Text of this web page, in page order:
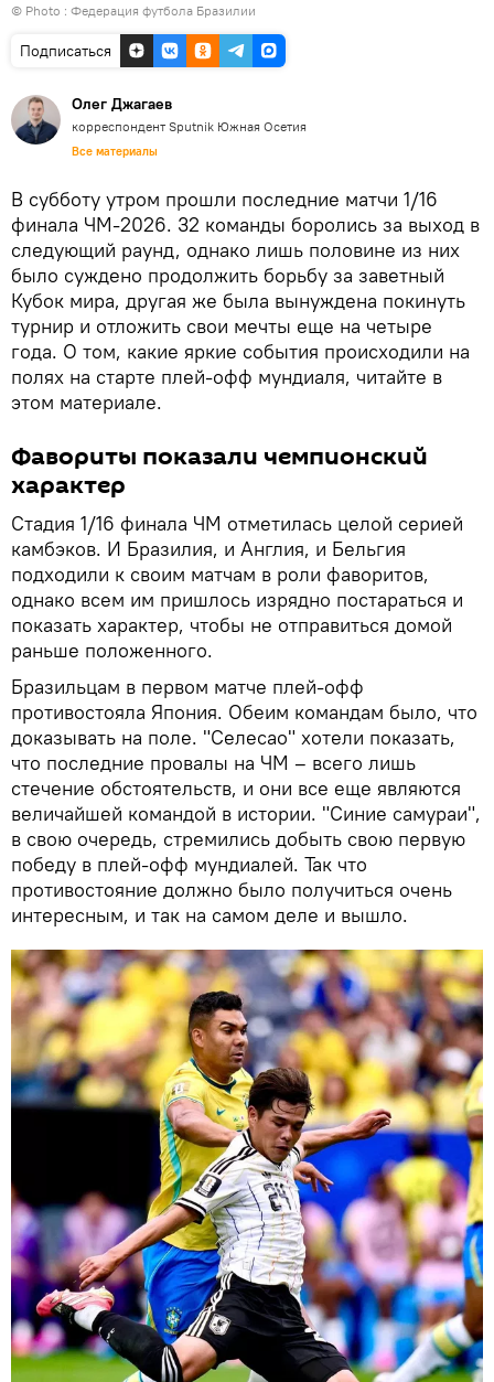
© Photo : Федерация футбола Бразилии
Подписаться
Олег Джагаев
корреспондент Sputnik Южная Осетия
Все материалы
В субботу утром прошли последние матчи 1/16
финала ЧМ-2026. 32 команды боролись за выход в
следующий раунд, однако лишь половине из них
было суждено продолжить борьбу за заветный
Кубок мира, другая же была вынуждена покинуть
турнир и отложить свои мечты еще на четыре
года. О том, какие яркие события происходили на
полях на старте плей-офф мундиаля, читайте в
этом материале.
Фавориты показали чемпионский
характер
Стадия 1/16 финала ЧМ отметилась целой серией
камбэков. И Бразилия, и Англия, и Бельгия
подходили к своим матчам в роли фаворитов,
однако всем им пришлось изрядно постараться и
показать характер, чтобы не отправиться домой
раньше положенного.
Бразильцам в первом матче плей-офф
противостояла Япония. Обеим командам было, что
доказывать на поле. "Селесао" хотели показать,
что последние провалы на ЧМ – всего лишь
стечение обстоятельств, и они все еще являются
величайшей командой в истории. "Синие самураи",
в свою очередь, стремились добыть свою первую
победу в плей-офф мундиалей. Так что
противостояние должно было получиться очень
интересным, и так на самом деле и вышло.